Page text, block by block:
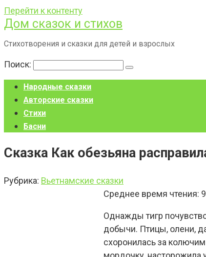
Перейти к контенту
Дом сказок и стихов
Стихотворения и сказки для детей и взрослых
Поиск:
Народные сказки
Авторские сказки
Стихи
Басни
Сказка Как обезьяна
Рубрика: Вьетнамские сказки
Среднее время чтения: 9
Однажды тигр
добычи. Птицы, олени,
схоронилась за